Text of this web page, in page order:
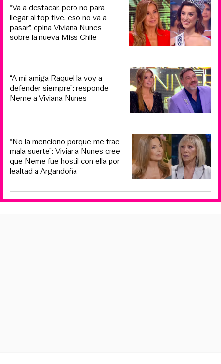
“Va a destacar, pero no para
llegar al top five, eso no va a
pasar”, opina Viviana Nunes
sobre la nueva Miss Chile
“A mi amiga Raquel la voy a
defender siempre”: responde
Neme a Viviana Nunes
“No la menciono porque me trae
mala suerte”: Viviana Nunes cree
que Neme fue hostil con ella por
lealtad a Argandoña